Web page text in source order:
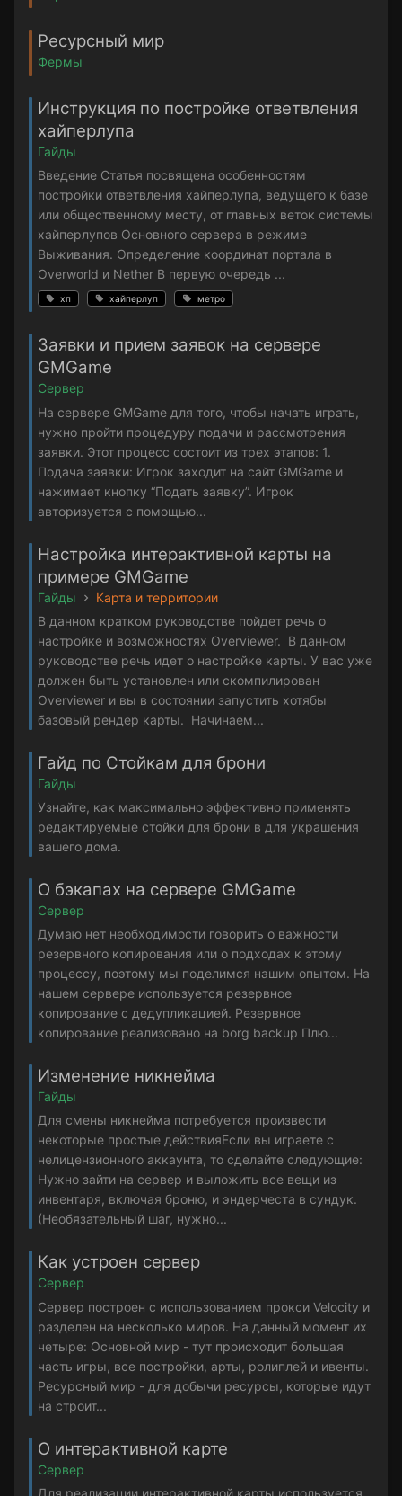
Ресурсный мир
Фермы
Инструкция по постройке ответвления
хайперлупа
Гайды
Введение Статья посвящена особенностям
постройки ответвления хайперлупа, ведущего к базе
или общественному месту, от главных веток системы
хайперлупов Основного сервера в режиме
Выживания. Определение координат портала в
Overworld и Nether В первую очередь ...
хп хайперлуп метро
Заявки и прием заявок на сервере
GMGame
Сервер
На сервере GMGame для того, чтобы начать играть,
нужно пройти процедуру подачи и рассмотрения
заявки. Этот процесс состоит из трех этапов: 1.
Подача заявки: Игрок заходит на сайт GMGame и
нажимает кнопку “Подать заявку”. Игрок
авторизуется с помощью...
Настройка интерактивной карты на
примере GMGame
Гайды
Карта и территории
В данном кратком руководстве пойдет речь о
настройке и возможностях Overviewer. В данном
руководстве речь идет о настройке карты. У вас уже
должен быть установлен или скомпилирован
Overviewer и вы в состоянии запустить хотябы
базовый рендер карты. Начинаем...
Гайд по Стойкам для брони
Гайды
Узнайте, как максимально эффективно применять
редактируемые стойки для брони в для украшения
вашего дома.
О бэкапах на сервере GMGame
Сервер
Думаю нет необходимости говорить о важности
резервного копирования или о подходах к этому
процессу, поэтому мы поделимся нашим опытом. На
нашем сервере используется резервное
копирование с дедупликацией. Резервное
копирование реализовано на borg backup Плю...
Изменение никнейма
Гайды
Для смены никнейма потребуется произвести
некоторые простые действияЕсли вы играете с
нелицензионного аккаунта, то сделайте следующие:
Нужно зайти на сервер и выложить все вещи из
инвентаря, включая броню, и эндерчеста в сундук.
(Необязательный шаг, нужно...
Как устроен сервер
Сервер
Сервер построен с использованием прокси Velocity и
разделен на несколько миров. На данный момент их
четыре: Основной мир - тут происходит большая
часть игры, все постройки, арты, ролиплей и ивенты.
Ресурсный мир - для добычи ресурсы, которые идут
на строит...
О интерактивной карте
Сервер
Для реализации интерактивной карты используется